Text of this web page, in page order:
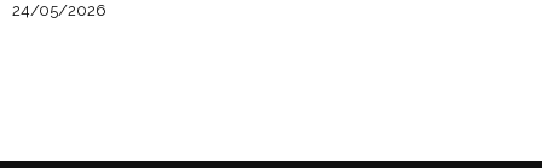
24/05/2026